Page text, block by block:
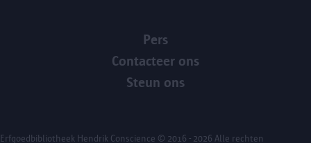
Pers
Contacteer ons
Steun ons
Erfgoedbibliotheek Hendrik Conscience © 2016 - 2026 Alle rechten